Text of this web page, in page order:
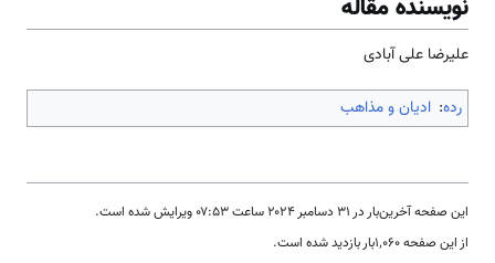
نویسنده مقاله
علیرضا علی آبادی
رده: ادیان و مذاهب
این صفحه آخرین‌بار در ‏۳۱ دسامبر ۲۰۲۴ ساعت ‏۰۷:۵۳ ویرایش شده است.
از این صفحه ۱٬۰۶۰بار بازدید شده است.